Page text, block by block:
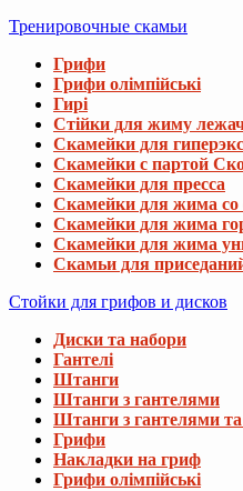
Тренировочные скамьи
Грифи
Грифи олімпійські
Гирі
Стійки для жиму
Скамейки для
Скамейки с партой
Скамейки для пресса
Скамейки для жима со
Скамейки для жима
Скамейки для жима
Скамьи для
Стойки для грифов и дисков
Диски та набори
Гантелі
Штанги
Штанги з гантелями
Штанги з гантелями
Грифи
Накладки на гриф
Грифи олімпійські